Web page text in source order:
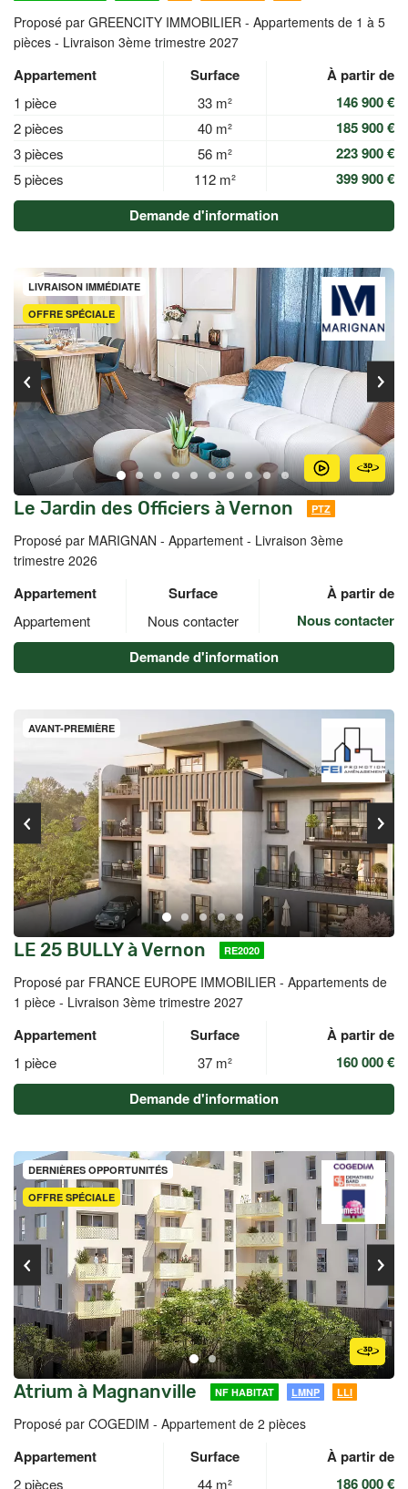
Proposé par GREENCITY IMMOBILIER - Appartements de 1 à 5
pièces - Livraison 3ème trimestre 2027
Appartement Surface À partir de
1 pièce 33 m² 146 900 €
2 pièces 40 m² 185 900 €
3 pièces 56 m² 223 900 €
5 pièces 112 m²
399 900 €
Demande d'information
OFFRE SPÉCIALE
LIVRAISON IMMÉDIATE
Le Jardin des Officiers à Vernon PTZ
Proposé par MARIGNAN - Appartement - Livraison 3ème
trimestre 2026
Appartement Surface À partir de
Appartement Nous contacter
Nous contacter
Demande d'information
AVANT-PREMIÈRE
LE 25 BULLY à Vernon RE2020
Proposé par FRANCE EUROPE IMMOBILIER - Appartements de
1 pièce - Livraison 3ème trimestre 2027
Appartement Surface À partir de
1 pièce 37 m²
160 000 €
Demande d'information
OFFRE SPÉCIALE
DERNIÈRES OPPORTUNITÉS
Atrium à Magnanville NF HABITAT LMNP LLI
Proposé par COGEDIM - Appartement de 2 pièces
Appartement Surface À partir de
2 pièces 44 m² 186 000 €